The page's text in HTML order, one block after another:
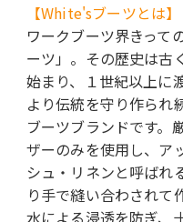
【White'sブーツとは】
ワークブーツ界きって
ーツ」。その歴史は古
始まり、１世紀以上に
より伝統を守り作られ
ブーツブランドです。
ザーのみを使用し、ア
シュ・リネンと呼ばれ
り手で縫い合わされて
水による浸透を防ぎ、